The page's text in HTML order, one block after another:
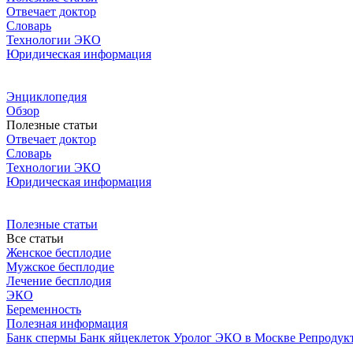
Отвечает доктор
Словарь
Технологии ЭКО
Юридическая информация
Энциклопедия
Обзор
Полезные статьи
Отвечает доктор
Словарь
Технологии ЭКО
Юридическая информация
Полезные статьи
Все статьи
Женское бесплодие
Мужское бесплодие
Лечение бесплодия
ЭКО
Беременность
Полезная информация
Банк спермы Банк яйцеклеток Уролог ЭКО в Москве